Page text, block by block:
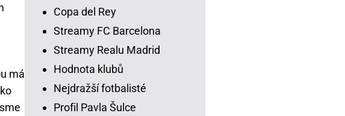
má
Copa del Rey
Streamy FC Barcelona
Streamy Realu Madrid
Hodnota klubů
Nejdražší fotbalisté
Profil Pavla Šulce